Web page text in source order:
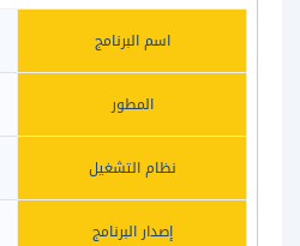
اسم البرنامج
المطور
نظام التشغيل
إصدار البرنامج